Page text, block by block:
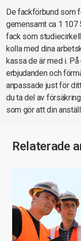
De fackförbund som
gemensamt ca 1 107
fack som
kolla med dina
kassa de är med i.
erbjudanden och
anpassade just för
du ta del av
som gör att din
Relaterade